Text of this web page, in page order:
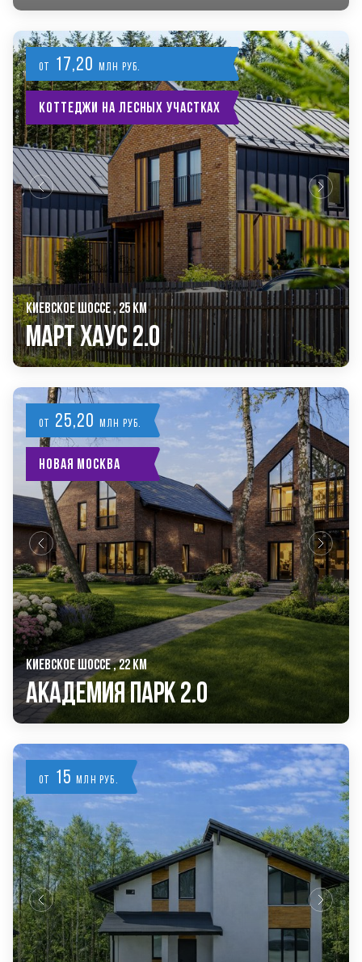
от 17,20 млн руб.
Коттеджи на лесных участках
КИЕВСКОЕ ШОССЕ , 25 КМ
Март Хаус 2.0
от 25,20 млн руб.
Новая Москва
КИЕВСКОЕ ШОССЕ , 22 КМ
Академия Парк 2.0
от 15млн руб.